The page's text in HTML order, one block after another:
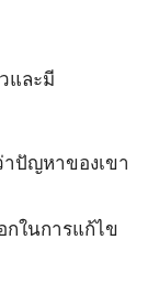
และมี
ปัญหาของเขา
กในการแก้ไข